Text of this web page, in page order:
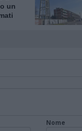
un
Nome